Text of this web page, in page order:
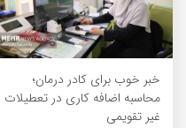
خبر خوب برای کادر درمان؛
محاسبه اضافه کاری در تعطیلات
غیر تقویمی